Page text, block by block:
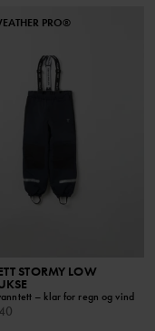
PRO®
STORMY LOW
– klar for regn og vind